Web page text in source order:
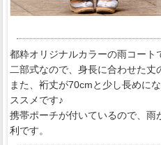
都粋オリジナルカラーの雨コート
二部式なので、身長に合わせた丈
また、裄丈が70cmと少し長めに
ススメです♪
携帯ポーチが付いているので、雨
利です。